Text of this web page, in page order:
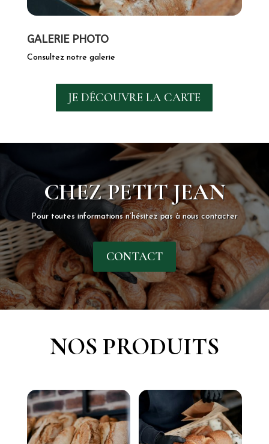
GALERIE PHOTO
Consultez notre galerie
JE DÉCOUVRE LA CARTE
CHEZ PETIT JEAN
Pour toutes informations n’hésitez pas à nous contacter
CONTACT
NOS PRODUITS